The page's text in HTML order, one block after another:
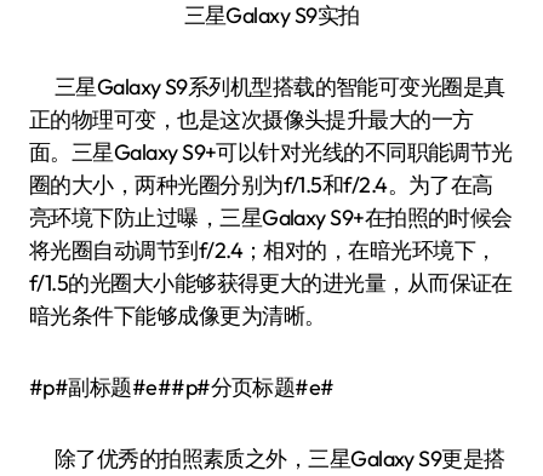
三星Galaxy S9实拍
三星Galaxy S9系列机型搭载的智能可变光圈是真
正的物理可变，也是这次摄像头提升最大的一方
面。三星Galaxy S9+可以针对光线的不同职能调节光
圈的大小，两种光圈分别为f/1.5和f/2.4。为了在高
亮环境下防止过曝，三星Galaxy S9+在拍照的时候会
将光圈自动调节到f/2.4；相对的，在暗光环境下，
f/1.5的光圈大小能够获得更大的进光量，从而保证在
暗光条件下能够成像更为清晰。
#p#副标题#e##p#分页标题#e#
除了优秀的拍照素质之外，三星Galaxy S9更是搭